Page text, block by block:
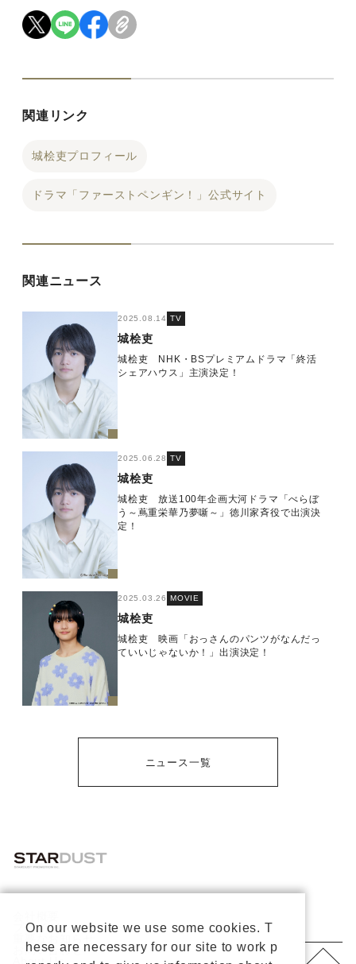
関連リンク
城桧吏プロフィール
ドラマ「ファーストペンギン！」公式サイト
関連ニュース
2025.08.14 TV
城桧吏
城桧吏 NHK・BSプレミアムドラマ「終活
シェアハウス」主演決定！
2025.06.28 TV
城桧吏
城桧吏 放送100年企画大河ドラマ「べらぼ
う～蔦重栄華乃夢噺～」徳川家斉役で出演決
定！
2025.03.26 MOVIE
城桧吏
城桧吏 映画「おっさんのパンツがなんだっ
ていいじゃないか！」出演決定！
ニュース一覧
プライバシーポリシー
お問い合わせ
About Us
On our website we use some cookies. T
hese are necessary for our site to work p